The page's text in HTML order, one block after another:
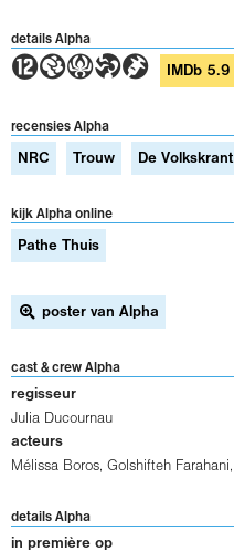
details Alpha
4GATH IMDb 5.9
recensies Alpha
NRC Trouw De Volkskrant
kijk Alpha online
Pathe Thuis
poster van Alpha
cast & crew Alpha
regisseur
Julia Ducournau
acteurs
Mélissa Boros, Golshifteh Farahani,
details Alpha
in première op